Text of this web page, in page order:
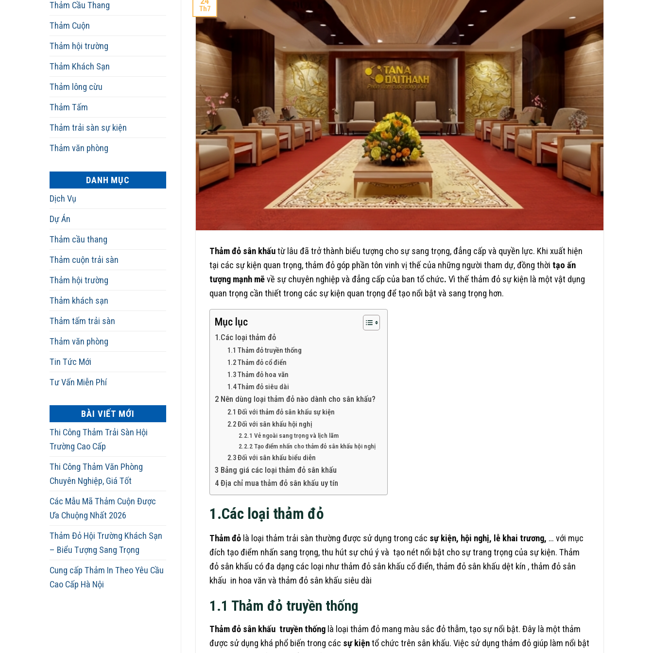
Thảm Cầu Thang
Thảm Cuộn
Thảm hội trường
Thảm Khách Sạn
Thảm lông cừu
Thảm Tấm
Thảm trải sàn sự kiện
Thảm văn phòng
DANH MỤC
Dịch Vụ
Dự Án
Thảm cầu thang
Thảm cuộn trải sàn
Thảm hội trường
Thảm khách sạn
Thảm tấm trải sàn
Thảm văn phòng
Tin Tức Mới
Tư Vấn Miễn Phí
BÀI VIẾT MỚI
Thi Công Thảm Trải Sàn Hội
Trường Cao Cấp
Thi Công Thảm Văn Phòng
Chuyên Nghiệp, Giá Tốt
Các Mẫu Mã Thảm Cuộn Được
Ưa Chuộng Nhất 2026
Thảm Đỏ Hội Trường Khách Sạn
– Biểu Tượng Sang Trọng
Cung cấp Thảm In Theo Yêu Cầu
Cao Cấp Hà Nội
Th7
Thảm đỏ sân khấutừ lâu đã trở thành biểu tượng cho sự sang trọng, đẳng cấp và quyền lực. Khi xuất hiện
tại các sự kiện quan trọng, thảm đỏ góp phần tôn vinh vị thế của những người tham dự, đồng thời tạo ấn
tượng mạnh mẽvề sự chuyên nghiệp và đẳng cấp của ban tổ chức. Vì thế thảm đỏ sự kiện là một vật dụng
quan trọng cần thiết trong các sự kiện quan trọng để tạo nổi bật và sang trọng hơn.
Mục lục
1.Các loại thảm đỏ
1.1 Thảm đỏ truyền thống
1.2 Thảm đỏ cổ điển
1.3 Thảm đỏ hoa văn
1.4 Thảm đỏ siêu dài
2 Nên dùng loại thảm đỏ nào dành cho sân khấu?
2.1 Đối với thảm đỏ sân khấu sự kiện
2.2 Đối với sân khấu hội nghị
2.2.1 Vẻ ngoài sang trọng và lịch lãm
2.2.2 Tạo điểm nhấn cho thảm đỏ sân khấu hội nghị
2.3 Đối với sân khấu biểu diễn
3 Bảng giá các loại thảm đỏ sân khấu
4 Địa chỉ mua thảm đỏ sân khấu uy tín
1.Các loại thảm đỏ
Thảm đỏ là loại thảm trải sàn thường được sử dụng trong các sự kiện, hội nghị, lễ khai trương, … với mục
đích tạo điểm nhấn sang trọng, thu hút sự chú ý và tạo nét nổi bật cho sự trang trọng của sự kiện. Thảm
đỏ sân khấu có đa dạng các loại như thảm đỏ sân khấu cổ điển, thảm đỏ sân khấu dệt kín , thảm đỏ sân
khấu in hoa văn và thảm đỏ sân khấu siêu dài
1.1 Thảm đỏ truyền thống
Thảm đỏ sân khấu truyền thốnglà loại thảm đỏ mang màu sắc đỏ thẫm, tạo sự nổi bật. Đây là một thảm
được sử dụng khá phổ biến trong các sự kiệntổ chức trên sân khấu. Việc sử dụng thảm đỏ giúp làm nổi bật